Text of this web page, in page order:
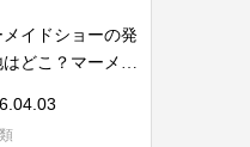
メイドショーの発
はどこ？マーメイ